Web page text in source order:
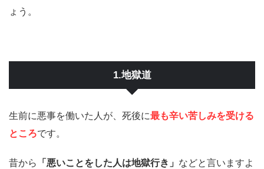
ょう。
1.地獄道
生前に悪事を働いた人が、死後に最も辛い苦しみを受ける
ところです。
昔から 「悪いことをした人は地獄行き」 などと言いますよ